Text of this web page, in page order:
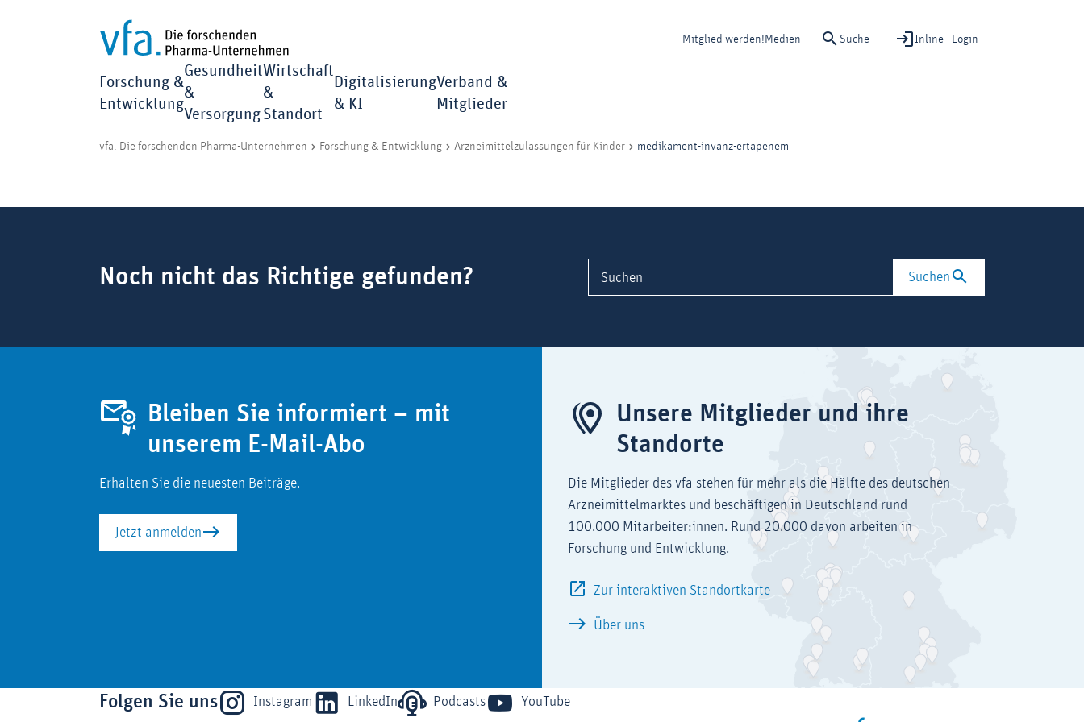
Mitglied werden! Medien Suche Inline - Login
Forschung &
Entwicklung
Gesundheit
&
Versorgung
Wirtschaft
&
Standort
Digitalisierung
& KI
Verband &
Mitglieder
vfa. Die forschenden Pharma-Unternehmen Forschung & Entwicklung Arzneimittelzulassungen für Kinder medikament-invanz-ertapenem
Noch nicht das Richtige gefunden? Suchen Suchen
Bleiben Sie informiert – mit
unserem E-Mail-Abo
Erhalten Sie die neuesten Beiträge.
Jetzt anmelden
Unsere Mitglieder und ihre
Standorte
Die Mitglieder des vfa stehen für mehr als die Hälfte des deutschen
Arzneimittelmarktes und beschäftigen in Deutschland rund
100.000 Mitarbeiter:innen. Rund 20.000 davon arbeiten in
Forschung und Entwicklung.
Zur interaktiven Standortkarte
Über uns
Folgen Sie uns Instagram LinkedIn Podcasts YouTube